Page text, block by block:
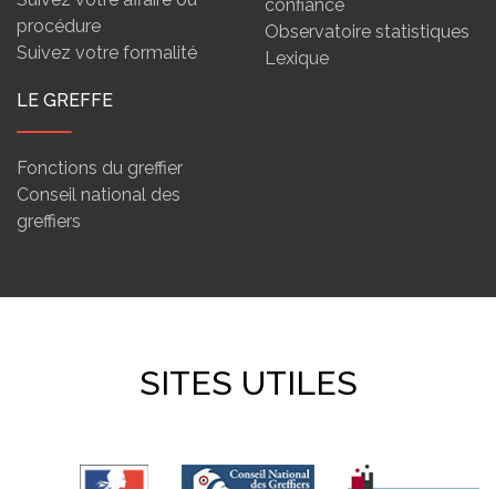
procédure
Suivez votre formalité
confiance
Observatoire statistiques
Lexique
LE GREFFE
Fonctions du greffier
Conseil national des
greffiers
SITES UTILES